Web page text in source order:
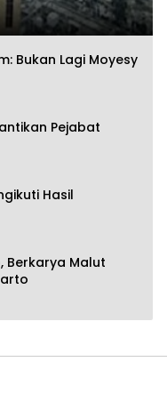
Bukan Lagi Moyesy
Pejabat
Hasil
Berkarya Malut